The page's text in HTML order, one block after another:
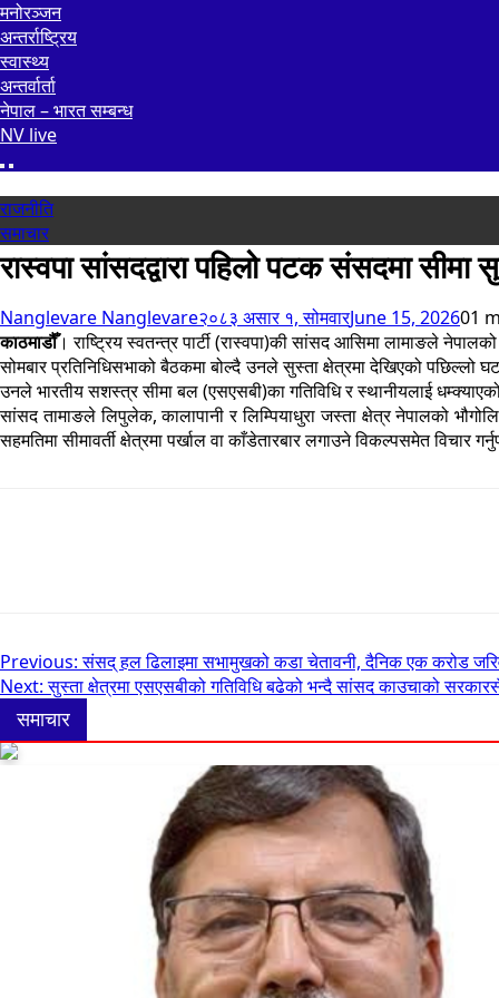
मनोरञ्जन
अन्तर्राष्ट्रिय
स्वास्थ्य
अन्तर्वार्ता
नेपाल – भारत सम्बन्ध
NV live
राजनीति
समाचार
रास्वपा सांसदद्वारा पहिलो पटक संसदमा सीमा
Nanglevare Nanglevare२०८३ असार १, सोमवारJune 15, 202601
काठमाडौँ। राष्ट्रिय स्वतन्त्र पार्टी (रास्वपा)की सांसद आसिमा लामाङले
सोमबार प्रतिनिधिसभाको बैठकमा बोल्दै उनले सुस्ता क्षेत्रमा देखिएको
उनले भारतीय सशस्त्र सीमा बल (एसएसबी)का गतिविधि र स्थानीयलाई
सांसद तामाङले लिपुलेक, कालापानी र लिम्पियाधुरा जस्ता क्षेत्र नेपालको
सहमतिमा सीमावर्ती क्षेत्रमा पर्खाल वा काँडेतारबार लगाउने विकल्पसमेत विचार
Post
navigation
Previous: संसद् हल ढिलाइमा सभामुखको कडा चेतावनी, दैनिक एक करोड
Next:सुस्ता क्षेत्रमा एसएसबीको गतिविधि बढेको भन्दै सांसद काउचाको
समाचार